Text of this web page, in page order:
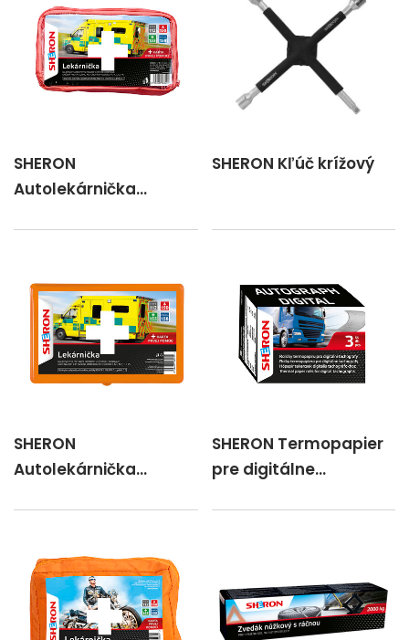
SHERON
Autolekárnička
SHERON Kľúč krížový
SHERON
Autolekárnička
SHERON Termopapier
pre digitálne